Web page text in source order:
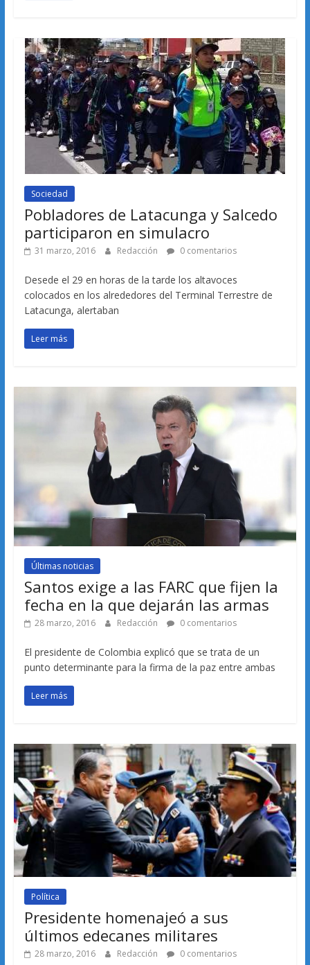
Sociedad
Pobladores de Latacunga y Salcedo
participaron en simulacro
31 marzo, 2016 Redacción 0 comentarios
Desede el 29 en horas de la tarde los altavoces
colocados en los alrededores del Terminal Terrestre de
Latacunga, alertaban
Leer más
Últimas noticias
Santos exige a las FARC que fijen la
fecha en la que dejarán las armas
28 marzo, 2016 Redacción 0 comentarios
El presidente de Colombia explicó que se trata de un
punto determinante para la firma de la paz entre ambas
Leer más
Política
Presidente homenajeó a sus
últimos edecanes militares
28 marzo, 2016 Redacción 0 comentarios